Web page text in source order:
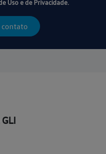
Uso e de Privacidade.